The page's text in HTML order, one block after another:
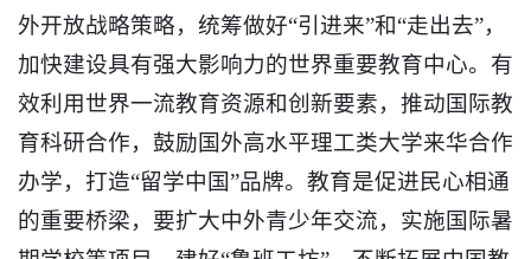
外开放战略策略，统筹做好“引进来”和“走出去”，
加快建设具有强大影响力的世界重要教育中心。有
效利用世界一流教育资源和创新要素，推动国际教
育科研合作，鼓励国外高水平理工类大学来华合作
办学，打造“留学中国”品牌。教育是促进民心相通
的重要桥梁，要扩大中外青少年交流，实施国际暑